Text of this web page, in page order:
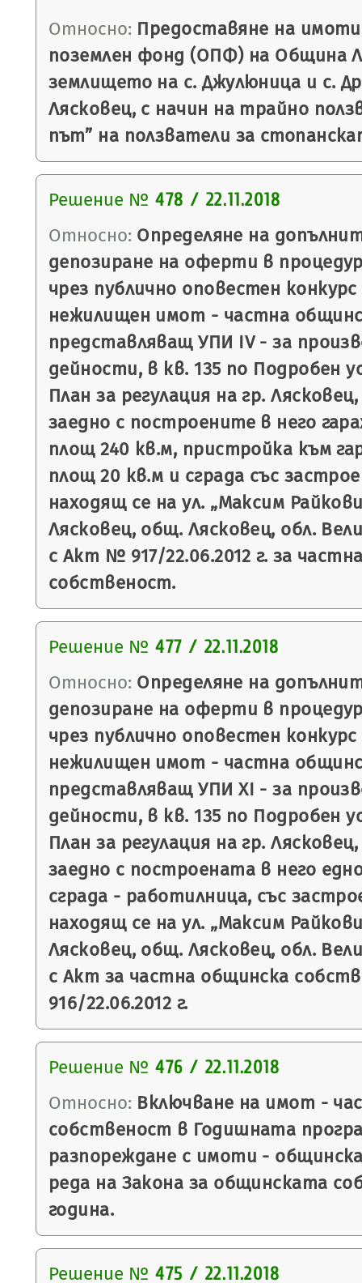
Относно: Предоставяне на
поземлен фонд (ОПФ) на Община
землището на с. Джулюница и с.
Лясковец, с начин на трайно
път” на ползватели за
Решение № 478 / 22.11.2018
Относно: Определяне на
депозиране на оферти в
чрез публично оповестен
нежилищен имот - частна
представляващ УПИ ІV - за
дейности, в кв. 135 по Подробен
План за регулация на гр.
заедно с построените в него
площ 240 кв.м, пристройка към
площ 20 кв.м и сграда със
находящ се на ул. „Максим
Лясковец, общ. Лясковец, обл.
с Акт № 917/22.06.2012 г. за
собственост.
Решение № 477 / 22.11.2018
Относно: Определяне на
депозиране на оферти в
чрез публично оповестен
нежилищен имот - частна
представляващ УПИ XІ - за
дейности, в кв. 135 по Подробен
План за регулация на гр.
заедно с построената в него
сграда - работилница, със
находящ се на ул. „Максим
Лясковец, общ. Лясковец, обл.
с Акт за частна общинска
916/22.06.2012 г.
Решение № 476 / 22.11.2018
Относно: Включване на имот -
собственост в Годишната
разпореждане с имоти -
реда на Закона за общинската
година.
Решение № 475 / 22.11.2018